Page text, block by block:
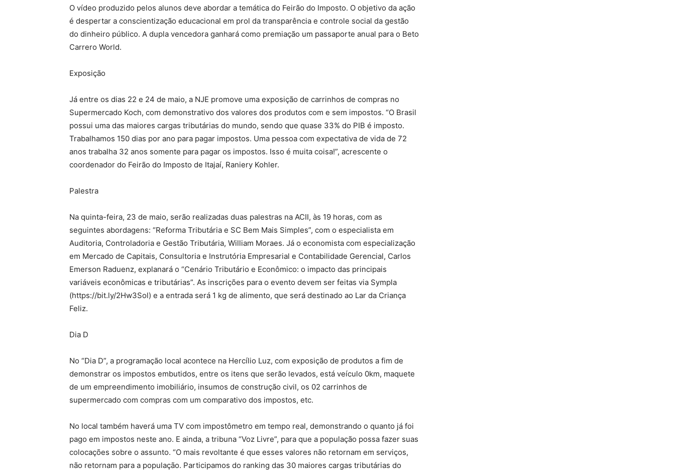
O vídeo produzido pelos alunos deve abordar a temática do Feirão do Imposto. O objetivo da ação
é despertar a conscientização educacional em prol da transparência e controle social da gestão
do dinheiro público. A dupla vencedora ganhará como premiação um passaporte anual para o Beto
Carrero World.
Exposição
Já entre os dias 22 e 24 de maio, a NJE promove uma exposição de carrinhos de compras no
Supermercado Koch, com demonstrativo dos valores dos produtos com e sem impostos. “O Brasil
possui uma das maiores cargas tributárias do mundo, sendo que quase 33% do PIB é imposto.
Trabalhamos 150 dias por ano para pagar impostos. Uma pessoa com expectativa de vida de 72
anos trabalha 32 anos somente para pagar os impostos. Isso é muita coisa!”, acrescente o
coordenador do Feirão do Imposto de Itajaí, Raniery Kohler.
Palestra
Na quinta-feira, 23 de maio, serão realizadas duas palestras na ACII, às 19 horas, com as
seguintes abordagens: “Reforma Tributária e SC Bem Mais Simples”, com o especialista em
Auditoria, Controladoria e Gestão Tributária, William Moraes. Já o economista com especialização
em Mercado de Capitais, Consultoria e Instrutória Empresarial e Contabilidade Gerencial, Carlos
Emerson Raduenz, explanará o “Cenário Tributário e Econômico: o impacto das principais
variáveis econômicas e tributárias”. As inscrições para o evento devem ser feitas via Sympla
(https://bit.ly/2Hw3Sol) e a entrada será 1 kg de alimento, que será destinado ao Lar da Criança
Feliz.
Dia D
No “Dia D”, a programação local acontece na Hercílio Luz, com exposição de produtos a fim de
demonstrar os impostos embutidos, entre os itens que serão levados, está veículo 0km, maquete
de um empreendimento imobiliário, insumos de construção civil, os 02 carrinhos de
supermercado com compras com um comparativo dos impostos, etc.
No local também haverá uma TV com impostômetro em tempo real, demonstrando o quanto já foi
pago em impostos neste ano. E ainda, a tribuna “Voz Livre”, para que a população possa fazer suas
colocações sobre o assunto. “O mais revoltante é que esses valores não retornam em serviços,
não retornam para a população. Participamos do ranking das 30 maiores cargas tributárias do